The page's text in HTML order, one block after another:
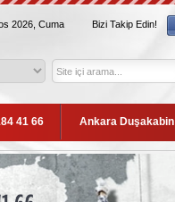
2026, Cuma Bizi Takip Edin!
41 66 Ankara Duşakabin